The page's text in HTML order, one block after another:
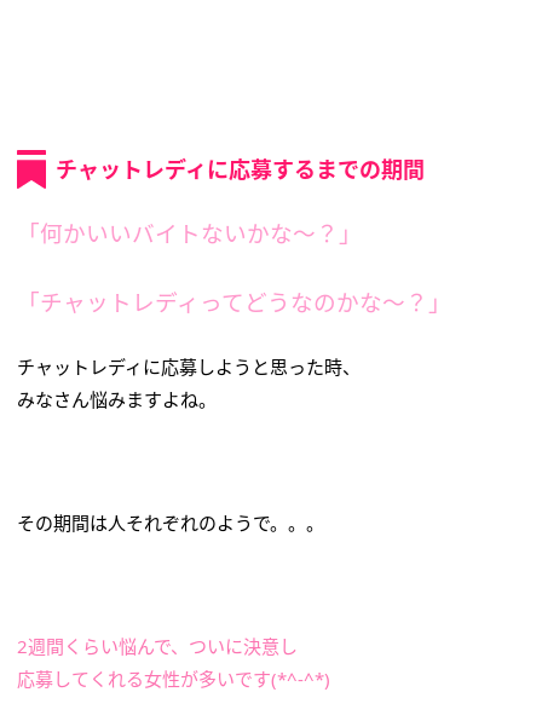
チャットレディに応募するまでの期間
「何かいいバイトないかな～？」
「チャットレディってどうなのかな～？」
チャットレディに応募しようと思った時、
みなさん悩みますよね。
その期間は人それぞれのようで。。。
2週間くらい悩んで、ついに決意し
応募してくれる女性が多いです(*^-^*)